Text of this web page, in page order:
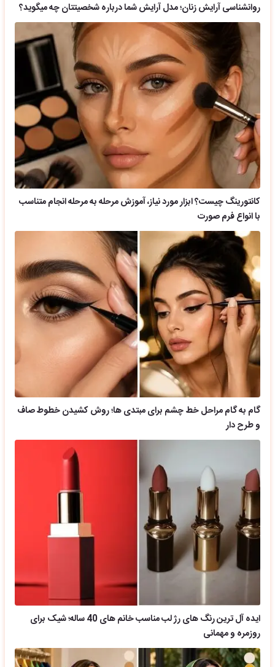
روانشناسی آرایش زنان؛ مدل آرایش شما درباره شخصیتتان چه میگوید؟
کانتورینگ چیست؟ ابزار مورد نیاز، آموزش مرحله به مرحله انجام متناسب
با انواع فرم صورت
گام به گام مراحل خط چشم برای مبتدی ها؛ روش کشیدن خطوط صاف
و طرح دار
ایده آل ترین رنگ های رژ لب مناسب خانم های 40 ساله؛ شیک برای
روزمره و مهمانی